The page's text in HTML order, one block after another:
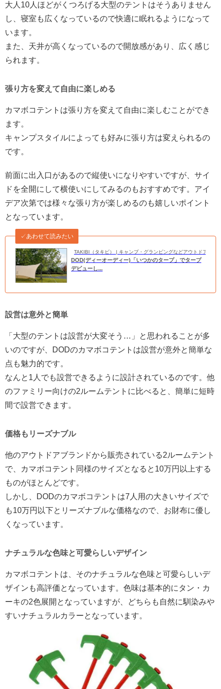
大人10人ほどがくつろげる大型のテントはそうありません
し、寝室も広くなっているので快適に眠れるようになって
います。
また、天井が高くなっているので開放感があり、広く感じ
られます。
張り方を変えて自由に楽しめる
カマボコテントは張り方を変えて自由に楽しむことができ
ます。
キャンプスタイルによっても好みに張り方は変えられるの
です。
前面に出入口があるので縦使いになりやすいですが、サイ
ドを全開にして横使いにしてみるのもおすすめです。アイ
デア次第では様々な張り方が楽しめるのも嬉しいポイント
となっています。
TAKIBI（タキビ） | キャンプ・グランピングなどアウトドアの総
✓あわせて読みたい
DOD(ディーオーディー)「いつかのタープ」でタープ
デビューし...
設営は意外と簡単
「大型のテントは設営が大変そう…」と思われることが多
いのですが、DODのカマボコテントは設営が意外と簡単な
点も魅力的です。
なんと1人でも設営できるように設計されているのです。他
のファミリー向けの2ルームテントに比べると、簡単に短時
間で設営できます。
価格もリーズナブル
他のアウトドアブランドから販売されている2ルームテント
で、カマボコテント同様のサイズとなると10万円以上する
ものがほとんどです。
しかし、DODのカマボコテントは7人用の大きいサイズで
も10万円以下とリーズナブルな価格なので、お財布に優し
くなっています。
ナチュラルな色味と可愛らしいデザイン
カマボコテントは、そのナチュラルな色味と可愛らしいデ
ザインも高評価となっています。色味は基本的にタン・カ
ーキの2色展開となっていますが、どちらも自然に馴染みや
すいナチュラルカラーとなっています。